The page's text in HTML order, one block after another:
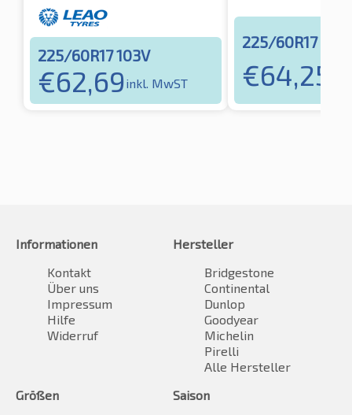
225/60R17 103V
€62,69inkl. MwST
225/60R17
€64,25
Informationen
Kontakt
Über uns
Impressum
Hilfe
Widerruf
Hersteller
Bridgestone
Continental
Dunlop
Goodyear
Michelin
Pirelli
Alle Hersteller
Größen
Saison